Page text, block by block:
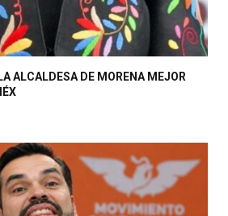
ALCALDESA DE MORENA MEJOR